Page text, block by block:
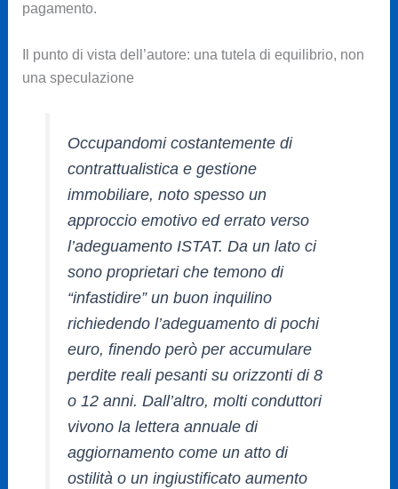
pagamento.
Il punto di vista dell’autore: una tutela di equilibrio, non
una speculazione
Occupandomi costantemente di
contrattualistica e gestione
immobiliare, noto spesso un
approccio emotivo ed errato verso
l’adeguamento ISTAT. Da un lato ci
sono proprietari che temono di
“infastidire” un buon inquilino
richiedendo l’adeguamento di pochi
euro, finendo però per accumulare
perdite reali pesanti su orizzonti di 8
o 12 anni. Dall’altro, molti conduttori
vivono la lettera annuale di
aggiornamento come un atto di
ostilità o un ingiustificato aumento